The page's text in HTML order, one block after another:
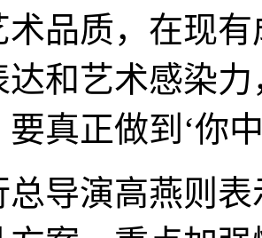
术品质，在现
达和艺术感染
真正做到‘你
演高燕则表